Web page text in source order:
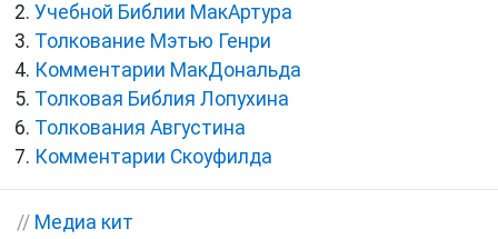
Учебной Библии МакАртура
Толкование Мэтью Генри
Комментарии МакДональда
Толковая Библия Лопухина
Толкования Августина
Комментарии Скоуфилда
// Медиа кит